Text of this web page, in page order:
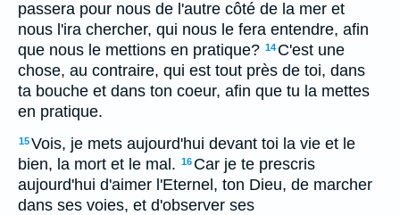
passera pour nous de l'autre côté de la mer et
nous l'ira chercher, qui nous le fera entendre, afin
que nous le mettions en pratique? 14 C'est une
chose, au contraire, qui est tout près de toi, dans
ta bouche et dans ton coeur, afin que tu la mettes
en pratique.
15Vois, je mets aujourd'hui devant toi la vie et le
bien, la mort et le mal. 16 Car je te prescris
aujourd'hui d'aimer l'Eternel, ton Dieu, de marcher
dans ses voies, et d'observer ses